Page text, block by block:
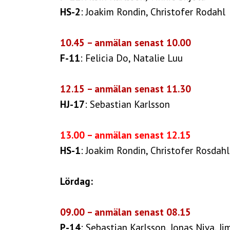
HS-2: Joakim Rondin, Christofer Rodahl
10.45 – anmälan senast 10.00
F-11: Felicia Do, Natalie Luu
12.15 – anmälan senast 11.30
HJ-17: Sebastian Karlsson
13.00 – anmälan senast 12.15
HS-1: Joakim Rondin, Christofer Rosdahl
Lördag:
09.00 – anmälan senast 08.15
P-14: Sebastian Karlsson, Jonas Niva,